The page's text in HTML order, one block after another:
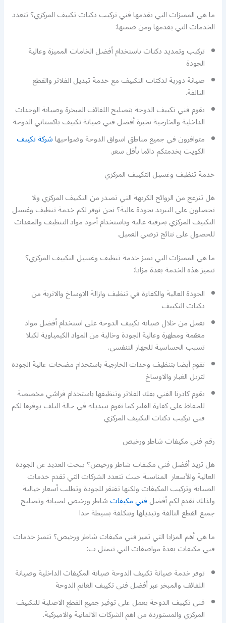
ما هي المميزات التي يقدمها فني تركيب دكتات تكييف المركزي؟ تتعدد
الخدمات التي يقدمها ومن ضمنها:
تركيب وتمديد دكتات باستخدام أفضل الخامات المميزة وعالية
الجودة
صيانة دورية لدكتات التكييف مع خدمة تبديل الفلاتر والقطع
التالفة.
يقوم فني تكييف الدوحة بتصليح اللفائف المبخرة وصيانة الوحدات
الداخلية والخارجية بخبرة أفضل فني صيانة تكييف باكستاني الدوحة
متوافرون في جميع مناطق اسواق الدوحة وضواحيهاشركة تكييف
الكويت بخدمتكم دائما بأقل سعر.
خدمة تنظيف وغسيل التكييف المركزي
هل تنزعج من الروائح الكريهة التي تصدر من التكييف المركزي ولا
تحصلون على التبريد بجودة عالية؟ نحن نوفر لكم خدمة تنظيف وغسيل
التكييف المركزي بحرفية عالية وباستخدام أجود مواد التنظيف والمعدات
للحصول على نتائج ترضي العميل.
ما هي المميزات التي تميز خدمة تنظيف وغسيل التكييف المركزي؟
تتميز هذه الخدمة بعدة مزايا:
الجودة العالية والكفاءة في تنظيف وازالة الاوساخ والاتربة من
دكتات التكييف
نعمل من خلال صيانة تكييف الدوحة على استخدام أفضل مواد
معقمة ومطهرة وعالية الجودة وخالية من المواد الكيمياوية لكيلا
تسبب الحساسية للجهاز التنفسي.
نقوم أيضا بتنظيف وحدات الخارجية باستخدام مضخات عالية الجودة
لتزيل الغبار والاوساخ
يقوم كادرنا الفني بفك الفلاتر وتنظيفها باستخدام فراشي مخصصة
للحفاظ على كفاءة الفلتر كما نقوم بتبديله في حالة التلف يوفرها لكم
فني تركيب دكتات التكييف المركزي
رقم فني مكيفات شاطر ورخيص
هل تريد أفضل فني مكيفات شاطر ورخيص؟ يبحث العديد عن الجودة
العالية والأسعار المناسبة حيث تتعدد الشركات التي تقدم خدمات
الصيانة وتركيب المكيفات ولكنها تفتقر للجودة وتطلب أسعار خيالية
ولذلك نقدم لكم أفضلفني مكيفاتشاطر ورخيص لصيانة وتصليح
جميع القطع التالفة وتبديلها وبتكلفة بسيطة جدا
ما هي أهم المزايا التي تميز فني مكيفات شاطر ورخيص؟ تتميز خدمات
فني مكيفات بعدة مواصفات التي تتمثل ب:
توفر خدمة صيانة تكييف الدوحة صيانة المكيفات الداخلية وصيانة
اللفائف والمبخر عبر أفضل فني تكييف الغانم الدوحة
فني تكييف الدوحة يعمل على توفير جميع القطع الاصلية للتكييف
المركزي والمستوردة من اهم الشركات الالمانية والاميركية.